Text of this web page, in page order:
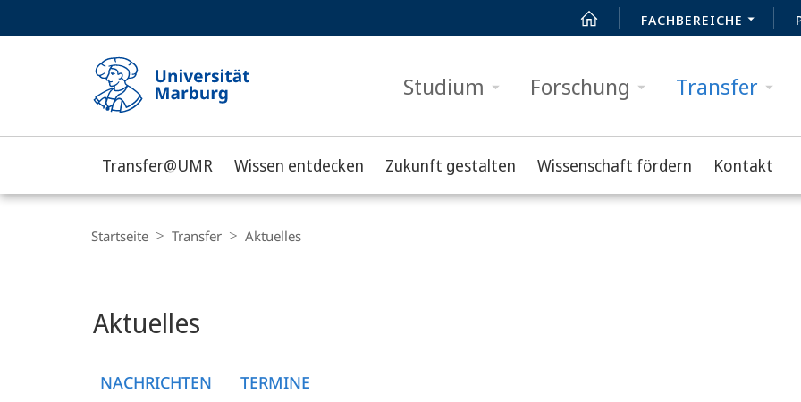
FACHBEREICHE
Studium Forschung Transfer
Philipps-
Universität
Marburg
Transfer@UMR Wissen entdecken Zukunft gestalten Wissenschaft fördern Kontakt
Navigation
Startseite Transfer Aktuelles
Aktuelles
NACHRICHTEN TERMINE